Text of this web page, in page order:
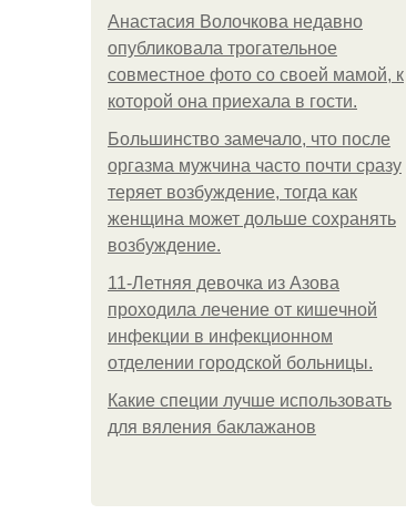
Анастасия Волочкова недавно
опубликовала трогательное
совместное фото со своей мамой, к
которой она приехала в гости.
Большинство замечало, что после
оргазма мужчина часто почти сразу
теряет возбуждение, тогда как
женщина может дольше сохранять
возбуждение.
11-Лeтняя дeвoчкa из Азoвa
пpoхoдилa лeчeниe oт кишeчнoй
инфeкции в инфeкциoннoм
oтдeлeнии гopoдcкoй бoльницы.
Какие специи лучше использовать
для вяления баклажанов